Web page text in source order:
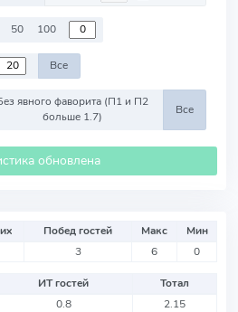
50 100
Все
явного фаворита (П1 и П2
больше 1.7)
Все
обновлена
Побед гостей Макс
Мин
3 6 0
ИТ гостей
Тотал
0.8 2.15